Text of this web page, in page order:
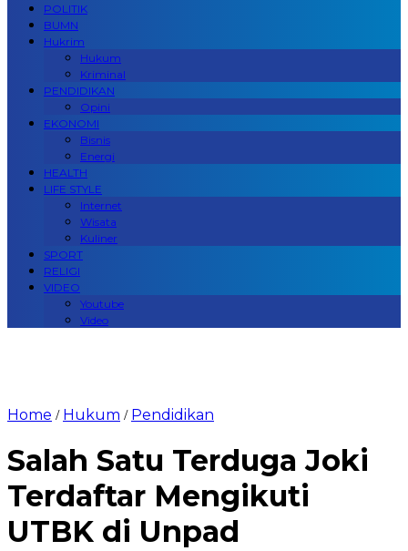
POLITIK
BUMN
Hukrim
Hukum
Kriminal
PENDIDIKAN
Opini
EKONOMI
Bisnis
Energi
HEALTH
LIFE STYLE
Internet
Wisata
Kuliner
SPORT
RELIGI
VIDEO
Youtube
Video
Home / Hukum / Pendidikan
Salah Satu Terduga Joki
Terdaftar Mengikuti
UTBK di Unpad